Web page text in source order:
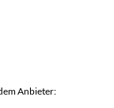
Anbieter: